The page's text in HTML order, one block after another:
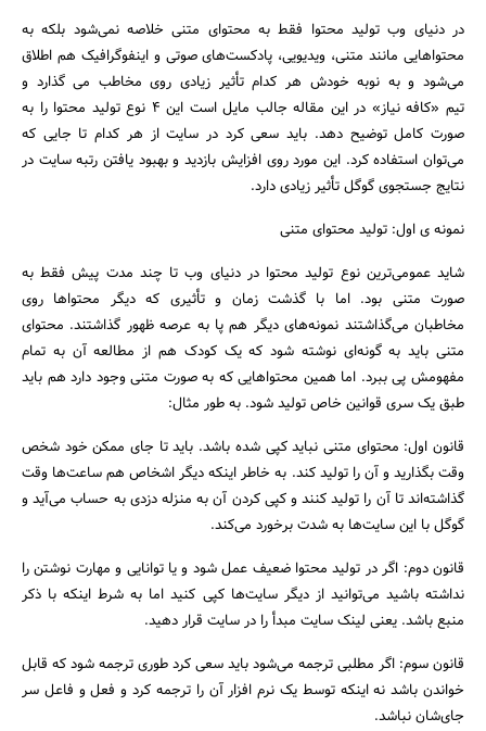
جستجو
در دنیای وب تولید محتوا فقط به محتوای متنی خلاصه نمی‌شود بلکه به
محتواهایی مانند متنی، ویدیویی، پادکست‌های صوتی و اینفوگرافیک هم اطلاق
می‌شود و به نوبه خودش هر کدام تأثیر زیادی روی مخاطب می گذارد و
تیم «کافه نیاز» در این مقاله جالب مایل است این 4 نوع تولید محتوا را به
صورت کامل توضیح دهد. باید سعی کرد در سایت از هر کدام تا جایی که
می‌توان استفاده کرد. این مورد روی افزایش بازدید و بهبود یافتن رتبه سایت در
نتایج جستجوی گوگل تأثیر زیادی دارد.
نمونه ی اول: تولید محتوای متنی
شاید عمومی‌ترین نوع تولید محتوا در دنیای وب تا چند مدت پیش فقط به
صورت متنی بود. اما با گذشت زمان و تأثیری که دیگر محتواها روی
مخاطبان می‌گذاشتند نمونه‌های دیگر هم پا به عرصه ظهور گذاشتند. محتوای
متنی باید به گونه‌ای نوشته شود که یک کودک هم از مطالعه آن به تمام
مفهومش پی ببرد. اما همین محتواهایی که به صورت متنی وجود دارد هم باید
طبق یک سری قوانین خاص تولید شود. به طور مثال:
قانون اول: محتوای متنی نباید کپی شده باشد. باید تا جای ممکن خود شخص
وقت بگذارید و آن را تولید کند. به خاطر اینکه دیگر اشخاص هم ساعت‌ها وقت
گذاشته‌اند تا آن را تولید کنند و کپی کردن آن به منزله دزدی به حساب می‌آید و
گوگل با این سایت‌ها به شدت برخورد می‌کند.
قانون دوم: اگر در تولید محتوا ضعیف عمل شود و یا توانایی و مهارت نوشتن را
نداشته باشید می‌توانید از دیگر سایت‌ها کپی کنید اما به شرط اینکه با ذکر
منبع باشد. یعنی لینک سایت مبدأ را در سایت قرار دهید.
قانون سوم: اگر مطلبی ترجمه می‌شود باید سعی کرد طوری ترجمه شود که قابل
خواندن باشد نه اینکه توسط یک نرم افزار آن را ترجمه کرد و فعل و فاعل سر
جای‌شان نباشد.